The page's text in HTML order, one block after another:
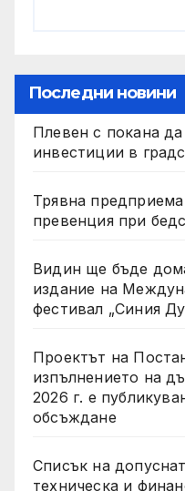
Последни новини
Плевен с покана
инвестиции в
Трявна
превенция при
Видин ще бъде
издание на
фестивал „Синия
Проектът на
изпълнението на
2026 г. е
обсъждане
Списък на
техническа и